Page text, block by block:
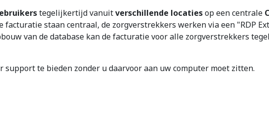
tegelijkertijd vanuitverschillende locatiesop een centrale
facturatie staan centraal, de zorgverstrekkers werken via een "RDP
van de database kan de facturatie voor alle zorgverstrekkers
te bieden zonder u daarvoor aan uw computer moet zitten.